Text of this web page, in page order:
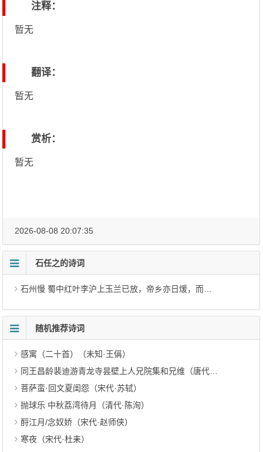
注释：
暂无
翻译：
暂无
赏析：
暂无
2026-08-08 20:07:35
石任之的诗词
石州慢 蜀中红叶李沪上玉兰已放，帝乡亦日煖，而扬州地气江梅犹在
随机推荐诗词
感寓（二十首）（未知·王偁）
同王昌龄裴迪游青龙寺昙壁上人兄院集和兄维（唐代·王缙）
菩萨蛮·回文夏闺怨（宋代·苏轼）
抛球乐 中秋荔湾待月（清代·陈洵）
酹江月/念奴娇（宋代·赵师侠）
寒夜（宋代·杜耒）